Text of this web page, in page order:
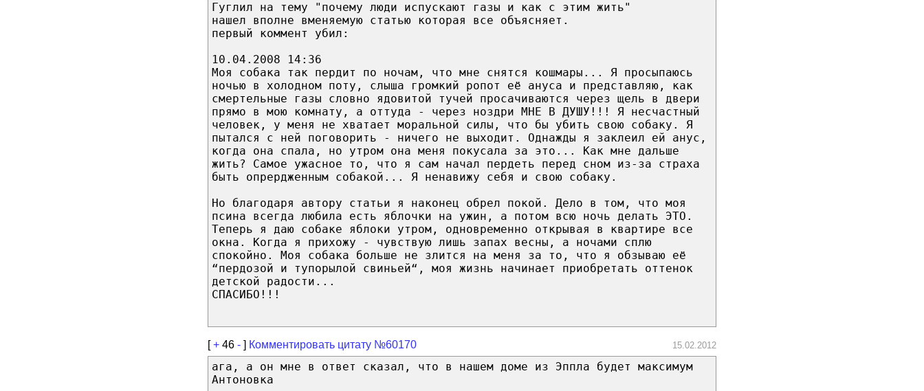
Гуглил на тему "почему люди испускают газы и как с этим жить"
нашел вполне вменяемую статью которая все объясняет.
первый коммент убил:
10.04.2008 14:36
Моя собака так пердит по ночам, что мне снятся кошмары... Я просыпаюсь
ночью в холодном поту, слыша громкий ропот её ануса и представляю, как
смертельные газы словно ядовитой тучей просачиваются через щель в двери
прямо в мою комнату, а оттуда - через ноздри МНЕ В ДУШУ!!! Я несчастный
человек, у меня не хватает моральной силы, что бы убить свою собаку. Я
пытался с ней поговорить - ничего не выходит. Однажды я заклеил ей анус,
когда она спала, но утром она меня покусала за это... Как мне дальше
жить? Самое ужасное то, что я сам начал пердеть перед сном из-за страха
быть опрердженным собакой... Я ненавижу себя и свою собаку.
Но благодаря автору статьи я наконец обрел покой. Дело в том, что моя
псина всегда любила есть яблочки на ужин, а потом всю ночь делать ЭТО.
Теперь я даю собаке яблоки утром, одновременно открывая в квартире все
окна. Когда я прихожу - чувствую лишь запах весны, а ночами сплю
спокойно. Моя собака больше не злится на меня за то, что я обзываю её
“пердозой и тупорылой свиньей“, моя жизнь начинает приобретать оттенок
детской радости...
СПАСИБО!!!
[+ 46 - ] Комментировать цитату №60170 15.02.2012
ага, а он мне в ответ сказал, что в нашем доме из Эппла будет максимум
Антоновка